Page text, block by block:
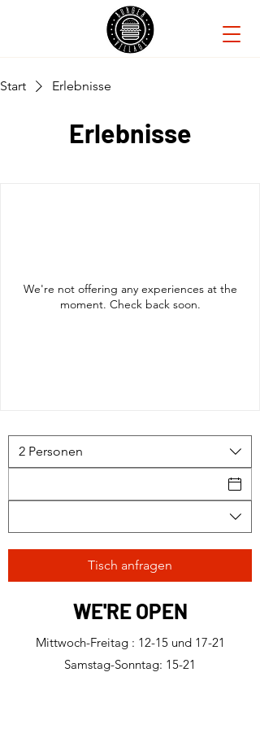
Start Erlebnisse
Erlebnisse
We're not offering any experiences at the
moment. Check back soon.
2 Personen
Tisch anfragen
WE'RE OPEN
Mittwoch-Freitag : 12-15 und 17-21
Samstag-Sonntag: 15-21